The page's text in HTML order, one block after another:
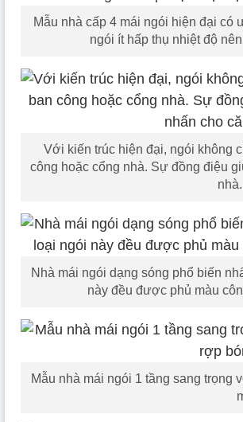
Mẫu nhà cấp 4 mái ngói hiện đại có
ngói ít hấp thụ nhiệt độ
Với kiến trúc hiện đại, ngói không
công hoặc cổng nhà. Sự đồng điệu
Nhà mái ngói dạng sóng phổ biến
này đều được phủ màu
Mẫu nhà mái ngói 1 tầng sang